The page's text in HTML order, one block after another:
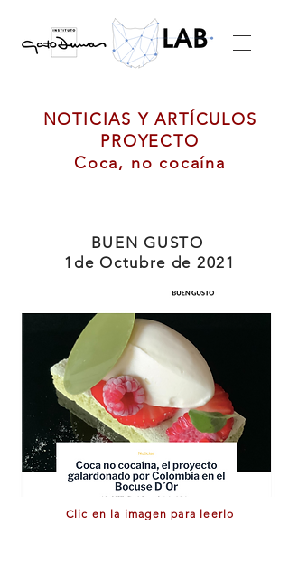
NOTICIAS Y ARTÍCULOS
PROYECTO
Coca, no cocaína
BUEN GUSTO
1de Octubre de 2021
Clic en la imagen para leerlo